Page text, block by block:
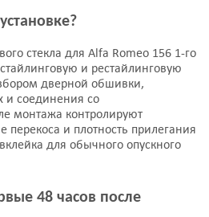
ALFA156 RD/LH
XYG
4043 руб.
Подробнее
2034LGNS4RDW
стекла для Alfa Romeo 156 1-го
и рестайлинговую
дверной обшивки,
и соединения со
монтажа контролируют
перекоса и плотность прилегания
для обычного опускного
48 часов после